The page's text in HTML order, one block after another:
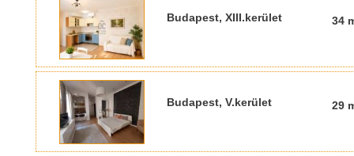
Budapest, XIII.kerület 34
Budapest, V.kerület 29